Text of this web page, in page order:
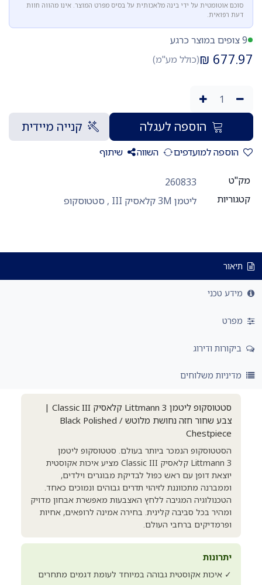
סוכם אוטומטית על ידי בינה מלאכותית על בסיס מפרט המוצר. אינו מהווה חוות
דעת רפואית.
9 צופים במוצר כרגע
677.97
₪(כולל מע"מ)
הוספה לעגלה קנייה מיידית
הוספה למועדפים השווה שיתוף
מק"ט
260833
קטגוריות
ליטמן 3M קלאסיק III , סטטוסקופ
תיאור
מידע טכני
מפרט
ביקורות ודירוג
מדיניות משלוחים
סטטוסקופ ליטמן Littmann 3 קלאסיק Classic III |
צבע שחור חזה נחושת מלוטש / Black Polished
Chestpiece
הסטטוסקופ הנמכר ביותר בעולם. סטטוסקופ ליטמן
Littmann 3 קלאסיק Classic III מציע איכות אקוסטית
יוצאת דופן עם ראש כפול לבדיקת מבוגרים וילדים,
וממברנה מתכווננת לזיהוי תדרים גבוהים ונמוכים כאחד.
הטכנולוגיה המגיבה ללחץ האצבעות מאפשרת אבחון מדויק
ומהיר בכל סביבה קלינית. בחירה אמינה לרופאים, אחיות
ופרמדיקים ברחבי העולם.
יתרונות
✓ איכות אקוסטית גבוהה במיוחד לעומת דגמים מתחרים